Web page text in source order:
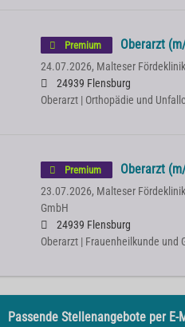
Premium Oberarzt
24.07.2026, Malteser
24939 Flensburg
Oberarzt | Orthopädie und
Premium Oberarzt
23.07.2026, Malteser
GmbH
24939 Flensburg
Oberarzt | Frauenheilkunde und
Passende Stellenangebote per E-